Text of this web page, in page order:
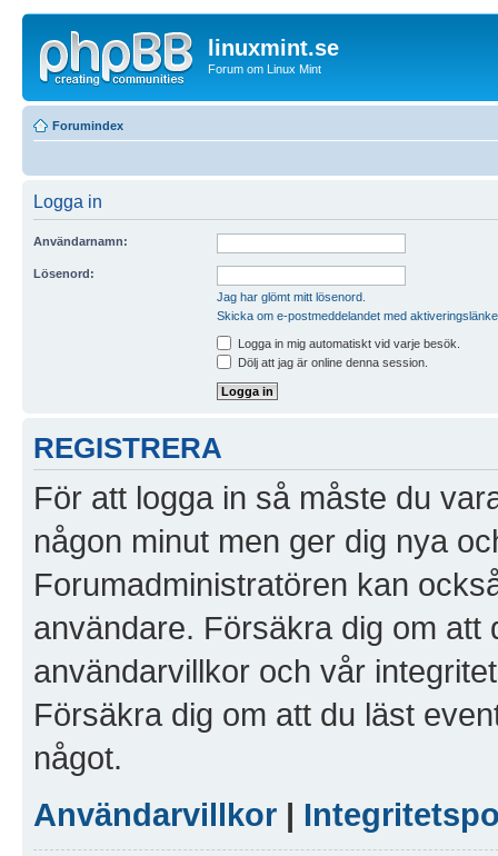
linuxmint.se
Forum om Linux Mint
Forumindex
Logga in
Användarnamn:
Lösenord:
Jag har glömt mitt lösenord.
Skicka om e-postmeddelandet med
Logga in mig automatiskt vid varje besök.
Dölj att jag är online denna session.
REGISTRERA
För att logga in så måste du
någon minut men ger dig nya
Forumadministratören kan
användare. Försäkra dig om
användarvillkor och vår
Försäkra dig om att du läst
något.
Användarvillkor |